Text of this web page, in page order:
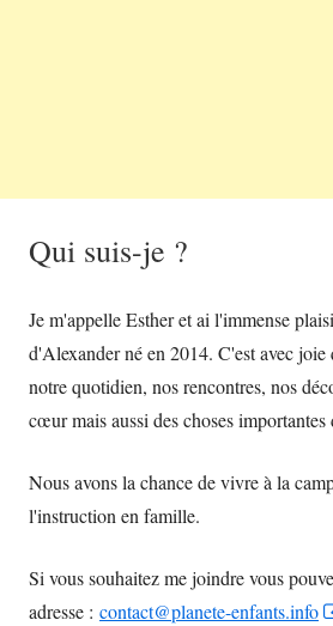
Qui suis-je ?
Je m'appelle Esther et ai l'immense
d'Alexander né en 2014. C'est avec
notre quotidien, nos rencontres, nos
cœur mais aussi des choses importantes
Nous avons la chance de vivre à la
l'instruction en famille.
Si vous souhaitez me joindre vous
adresse : contact@planete-enfants.info